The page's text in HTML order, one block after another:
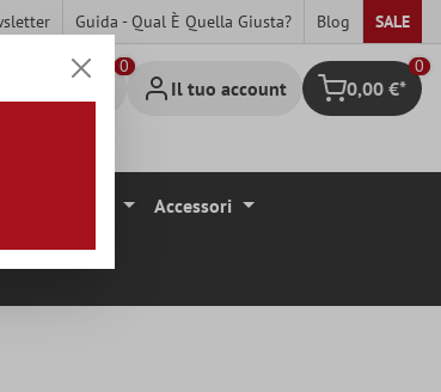
Guida - Qual È Quella Giusta? Blog SALE
Il tuo account Carrello degli
0
0,00 €*
Accessori